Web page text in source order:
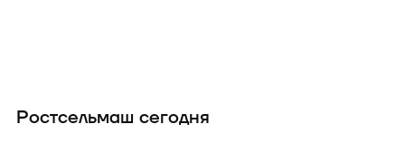
Ростсельмаш сегодня